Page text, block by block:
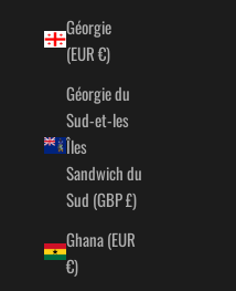
Géorgie
(EUR €)
Géorgie du
Sud-et-les
Îles
Sandwich du
Sud (GBP £)
Ghana (EUR
€)